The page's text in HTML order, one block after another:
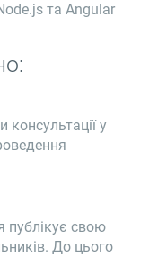
та Angular
у
публікує свою
До цього